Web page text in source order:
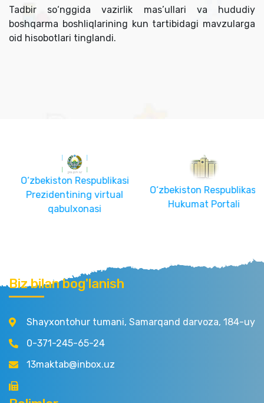
Tadbir so‘nggida vazirlik mas’ullari va hududiy
boshqarma boshliqlarining kun tartibidagi mavzularga
oid hisobotlari tinglandi.
O‘zbekiston Respublikasi
Prezidentining virtual
qabulxonasi
O‘zbekiston Respublikasi
Hukumat Portali
Biz bilan bog'lanish
Shayxontohur tumani, Samarqand darvoza, 184-uy
0-371-245-65-24
13maktab@inbox.uz